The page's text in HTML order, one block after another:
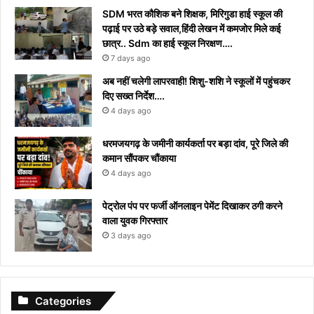
​SDM भरत कौशिक बने शिक्षक, मिरिगुडा हाई स्कूल की
पढ़ाई पर उठे बड़े सवाल,हिंदी लेखन में कमजोर मिले कई
छात्र.. Sdm का हाई स्कूल निरक्षण….
7 days ago
अब नहीं चलेगी लापरवाही! शिशु-शशि ने स्कूलों में पहुंचकर
दिए सख्त निर्देश….
4 days ago
धरमजयगढ़ के जमीनी कार्यकर्ता पर बड़ा दांव, पूरे जिले की
कमान सौंपकर चौंकाया
4 days ago
पेट्रोल पंप पर फर्जी ऑनलाइन पेमेंट दिखाकर ठगी करने
वाला युवक गिरफ्तार
3 days ago
Categories